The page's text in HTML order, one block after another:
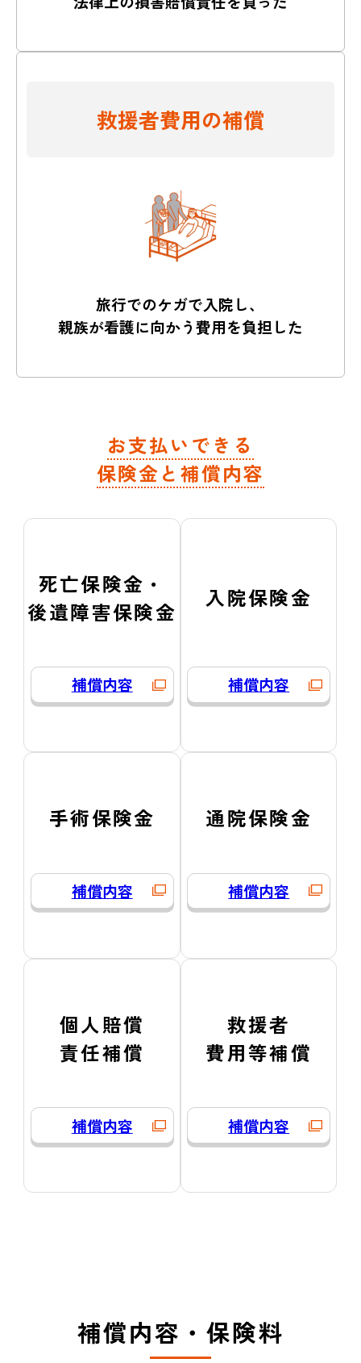
救援者費用の補償
旅行でのケガで入院し、
親族が看護に向かう費用を負担した
お支払いできる
保険金と補償内容
死亡保険金・
後遺障害保険金
補償内容
入院保険金
補償内容
手術保険金
補償内容
通院保険金
補償内容
個人賠償
責任補償
補償内容
救援者
費用等補償
補償内容
補償内容・保険料